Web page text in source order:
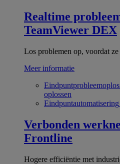
Realtime
TeamViewer DEX
Los problemen op, voordat
Meer informatie
oplossen
Eindpuntautomatisering
Verbonden
Frontline
Hogere efficiëntie met